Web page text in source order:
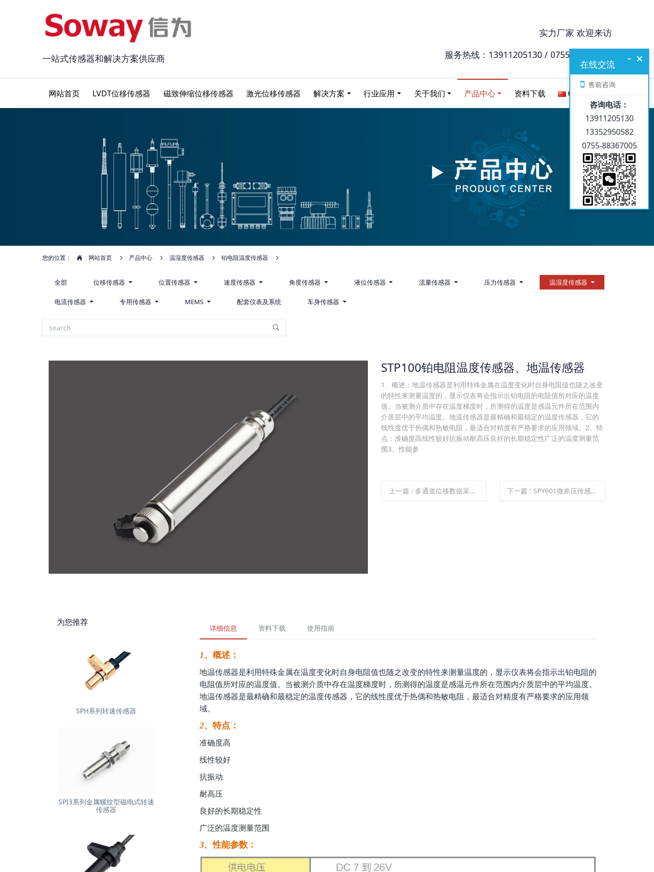
一站式传感器和解决方案供应商
实力厂家 欢迎来访
服务热线：13911205130 / 0755-88367005
网站首页 LVDT位移传感器 磁致伸缩位移传感器 激光位移传感器 解决方案 行业应用 关于我们 产品中心 资料下载 Chinese
您的位置： 网站首页 产品中心 温湿度传感器 铂电阻温度传感器
全部 位移传感器 位置传感器 速度传感器 角度传感器 液位传感器 流量传感器 压力传感器 温湿度传感器
电流传感器 专用传感器 MEMS 配套仪表及系统 车身传感器
STP100铂电阻温度传感器、地温传感器
1、概述：地温传感器是利用特殊金属在温度变化时自身电阻值也随之改变
的特性来测量温度的，显示仪表将会指示出铂电阻的电阻值所对应的温度
值。当被测介质中存在温度梯度时，所测得的温度是感温元件所在范围内
介质层中的平均温度。地温传感器是最精确和最稳定的温度传感器，它的
线性度优于热偶和热敏电阻，最适合对精度有严格要求的应用领域。2、特
点：准确度高线性较好抗振动耐高压良好的长期稳定性广泛的温度测量范
围3、性能参
上一篇 : 多通道位移数据采集系统 下一篇 : SPY601微差压传感器/风压传感器
详细信息 资料下载 使用指南
1、概述：
地温传感器是利用特殊金属在温度变化时自身电阻值也随之改变的特性来测量温度的，显示仪表将会指示出铂电阻的
电阻值所对应的温度值。当被测介质中存在温度梯度时，所测得的温度是感温元件所在范围内介质层中的平均温度。
地温传感器是最精确和最稳定的温度传感器，它的线性度优于热偶和热敏电阻，最适合对精度有严格要求的应用领
域。
2、特点：
准确度高
线性较好
抗振动
耐高压
良好的长期稳定性
广泛的温度测量范围
3、性能参数：
为您推荐
SPH系列转速传感器
SPI3系列金属螺纹型磁电式转速
传感器
×
-
在线交流
售前咨询
咨询电话：
13911205130
13352950582
0755-88367005